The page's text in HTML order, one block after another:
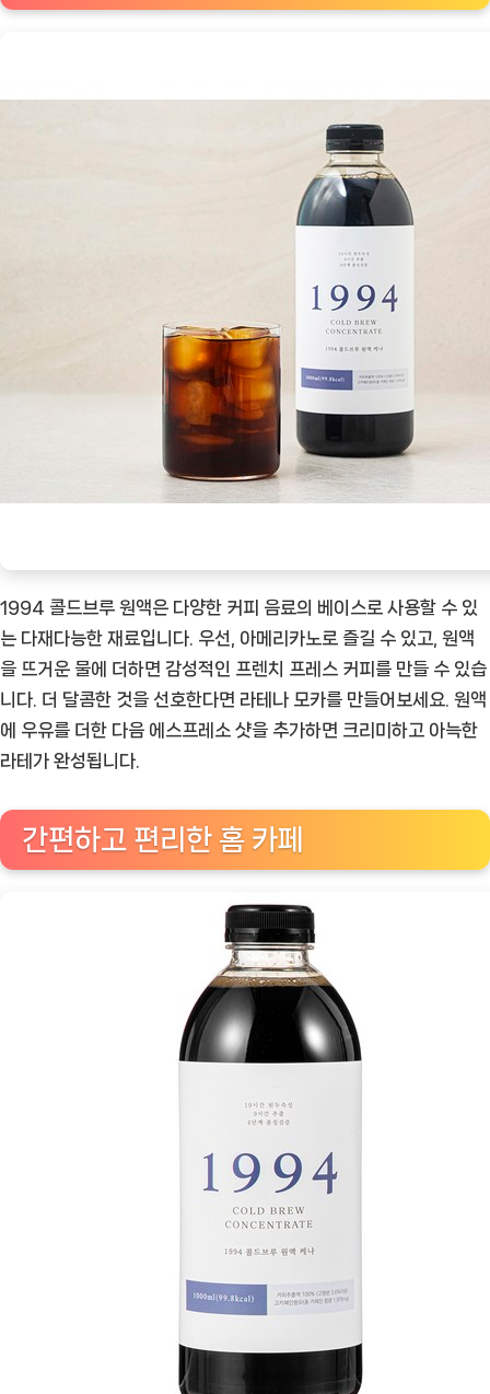
1994 콜드브루 원액은 다양한 커피 음료의 베이스로 사용할 수 있
는 다재다능한 재료입니다. 우선, 아메리카노로 즐길 수 있고, 원액
을 뜨거운 물에 더하면 감성적인 프렌치 프레스 커피를 만들 수 있습
니다. 더 달콤한 것을 선호한다면 라테나 모카를 만들어보세요. 원액
에 우유를 더한 다음 에스프레소 샷을 추가하면 크리미하고 아늑한
라테가 완성됩니다.
간편하고 편리한 홈 카페